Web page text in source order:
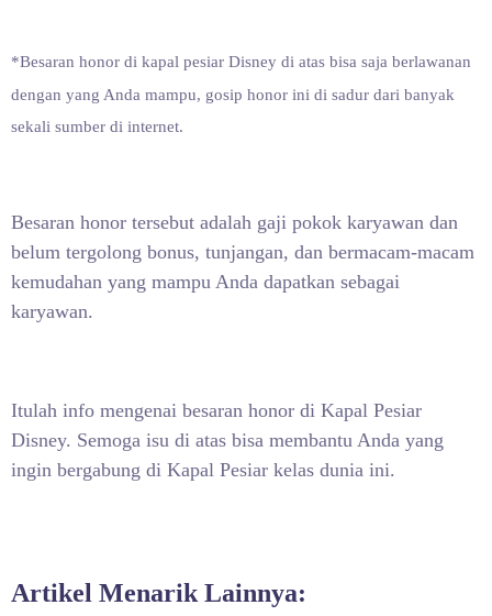
*Besaran honor di kapal pesiar Disney di atas bisa saja berlawanan
dengan yang Anda mampu, gosip honor ini di sadur dari banyak
sekali sumber di internet.
Besaran honor tersebut adalah gaji pokok karyawan dan
belum tergolong bonus, tunjangan, dan bermacam-macam
kemudahan yang mampu Anda dapatkan sebagai
karyawan.
Itulah info mengenai besaran honor di Kapal Pesiar
Disney. Semoga isu di atas bisa membantu Anda yang
ingin bergabung di Kapal Pesiar kelas dunia ini.
Artikel Menarik Lainnya: